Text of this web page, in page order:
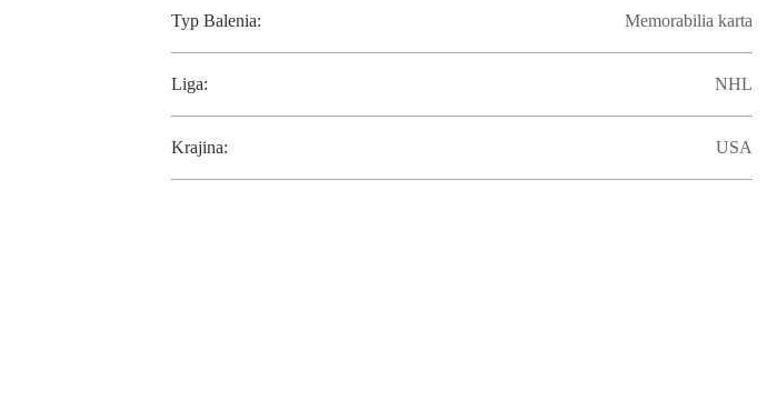
Typ Balenia: Memorabilia karta
Liga: NHL
Krajina: USA